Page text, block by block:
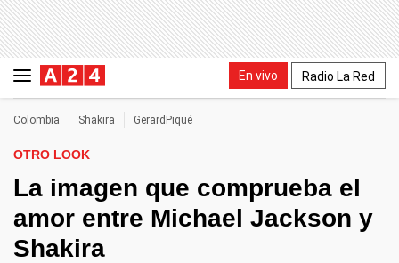
En vivo Radio La Red
Colombia Shakira GerardPiqué
OTRO LOOK
La imagen que comprueba el
amor entre Michael Jackson y
Shakira